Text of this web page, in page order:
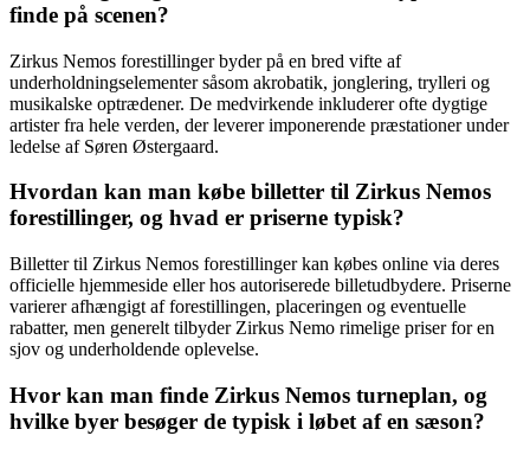
finde på scenen?
Zirkus Nemos forestillinger byder på en bred vifte af
underholdningselementer såsom akrobatik, jonglering, trylleri og
musikalske optrædener. De medvirkende inkluderer ofte dygtige
artister fra hele verden, der leverer imponerende præstationer under
ledelse af Søren Østergaard.
Hvordan kan man købe billetter til Zirkus Nemos
forestillinger, og hvad er priserne typisk?
Billetter til Zirkus Nemos forestillinger kan købes online via deres
officielle hjemmeside eller hos autoriserede billetudbydere. Priserne
varierer afhængigt af forestillingen, placeringen og eventuelle
rabatter, men generelt tilbyder Zirkus Nemo rimelige priser for en
sjov og underholdende oplevelse.
Hvor kan man finde Zirkus Nemos turneplan, og
hvilke byer besøger de typisk i løbet af en sæson?